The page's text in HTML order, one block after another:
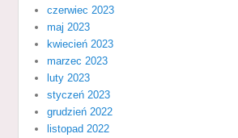
czerwiec 2023
maj 2023
kwiecień 2023
marzec 2023
luty 2023
styczeń 2023
grudzień 2022
listopad 2022